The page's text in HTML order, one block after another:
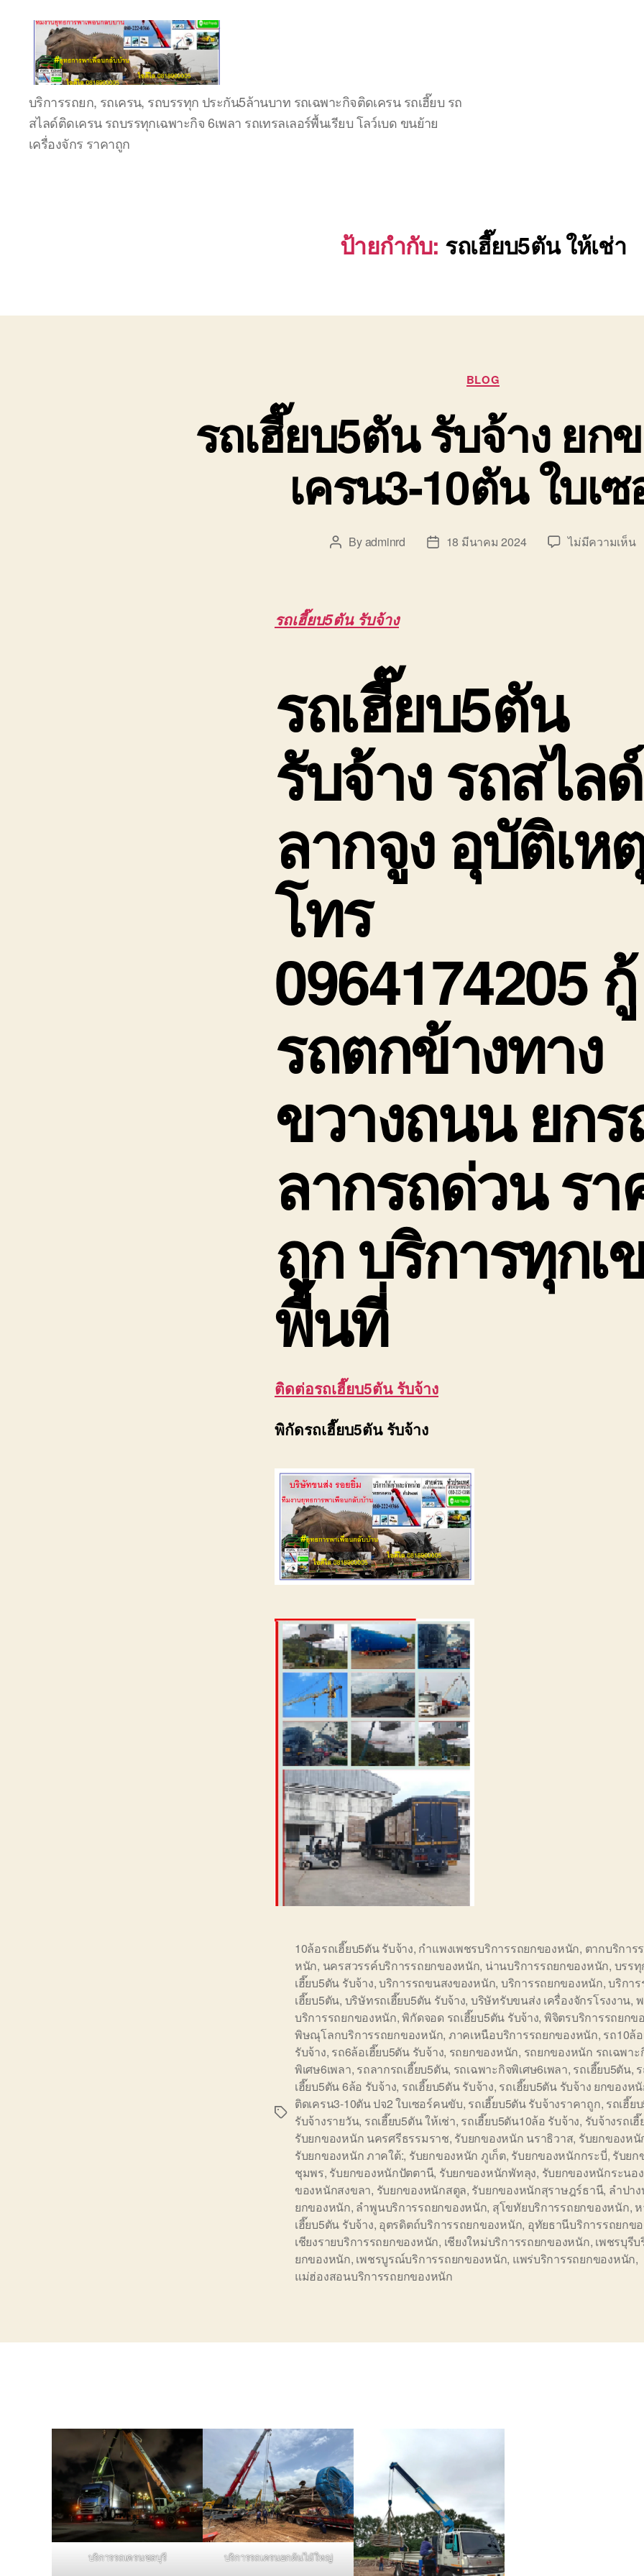
ชลบุรี
รถ
เครน
ยก
ของ
บริการรถยก, รถเครน, รถบรรทุก ประกัน5ล้านบาท รถเฉพาะกิจติดเครน รถเฮี๊ยบ รถ
สไลด์ติดเครน รถบรรทุกเฉพาะกิจ 6เพลา รถเทรลเลอร์พื้นเรียบ โลว์เบด ขนย้าย
เครื่องจักร ราคาถูก
ป้ายกำกับ: รถเฮี๊ยบ5ตัน ให้เช่า
Categories
BLOG
รถเฮี๊ยบ5ตัน รับจ้าง ยก
เครน3-10ตัน ใบเซ
Post
Byadminrd
Post18 มีนาคม 2024 ไม่มีความเห็นบน
รถเฮี๊ยบ5ตัน รับจ้าง
รถเฮี๊ยบ5ตัน
รับจ้างรถสไลด์
ลากจูง อุบัติเห
โทร
0964174205 กู้
รถตกข้างทาง
ขวางถนน ยกร
ลากรถด่วน รา
ถูก บริการทุกเ
พื้นที่
ติดต่อรถเฮี๊ยบ5ตัน รับจ้าง
พิกัดรถเฮี๊ยบ5ตัน รับจ้าง
Tags
10ล้อรถเฮี๊ยบ5ตัน รับจ้าง, กำแพงเพชรบริการรถยกของหนัก, ตากบริการ
หนัก, นครสวรรค์บริการรถยกของหนัก, น่านบริการรถยกของหนัก, บรร
เฮี๊ยบ5ตัน รับจ้าง,บริการรถขนสงของหนัก, บริการรถยกของหนัก,บริการ
เฮี๊ยบ5ตัน, บริษัทรถเฮี๊ยบ5ตัน รับจ้าง, บริษัทรับขนส่ง เครื่องจักรโรงงาน,
บริการรถยกของหนัก,พิกัดจอด รถเฮี๊ยบ5ตัน รับจ้าง, พิจิตรบริการรถยกข
พิษณุโลกบริการรถยกของหนัก, ภาคเหนือบริการรถยกของหนัก, รถ10ล้
รับจ้าง, รถ6ล้อเฮี๊ยบ5ตัน รับจ้าง, รถยกของหนัก, รถยกของหนัก รถเฉพาะ
พิเศษ6เพลา, รถลากรถเฮี๊ยบ5ตัน, รถเฉพาะกิจพิเศษ6เพลา, รถเฮี๊ยบ5ตัน,
เฮี๊ยบ5ตัน 6ล้อ รับจ้าง, รถเฮี๊ยบ5ตัน รับจ้าง, รถเฮี๊ยบ5ตัน รับจ้าง ยกของห
ติดเครน3-10ตัน ปจ2 ใบเซอร์คนขับ, รถเฮี๊ยบ5ตัน รับจ้างราคาถูก, รถเฮี๊ย
รับจ้างรายวัน, รถเฮี๊ยบ5ตัน ให้เช่า, รถเฮี๊ยบ5ตัน10ล้อ รับจ้าง, รับจ้างรถเ
รับยกของหนัก นครศรีธรรมราช, รับยกของหนัก นราธิวาส, รับยกของหนั
รับยกของหนัก ภาคใต้:, รับยกของหนัก ภูเก็ต, รับยกของหนักกระบี่, รับยก
ชุมพร, รับยกของหนักปัตตานี, รับยกของหนักพัทลุง, รับยกของหนักระนอง
ของหนักสงขลา, รับยกของหนักสตูล, รับยกของหนักสุราษฎร์ธานี, ลำปา
ยกของหนัก, ลำพูนบริการรถยกของหนัก, สุโขทัยบริการรถยกของหนัก,
เฮี๊ยบ5ตัน รับจ้าง, อุตรดิตถ์บริการรถยกของหนัก, อุทัยธานีบริการรถยกข
เชียงรายบริการรถยกของหนัก, เชียงใหม่บริการรถยกของหนัก, เพชรบุรี
ยกของหนัก, เพชรบูรณ์บริการรถยกของหนัก, แพร่บริการรถยกของหนัก,
แม่ฮ่องสอนบริการรถยกของหนัก
บริการรถเครนชลบุรี บริการรถเครนยกต้นไม้ใหญ่